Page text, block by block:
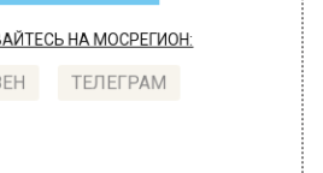
НА МОСРЕГИОН:
ТЕЛЕГРАМ